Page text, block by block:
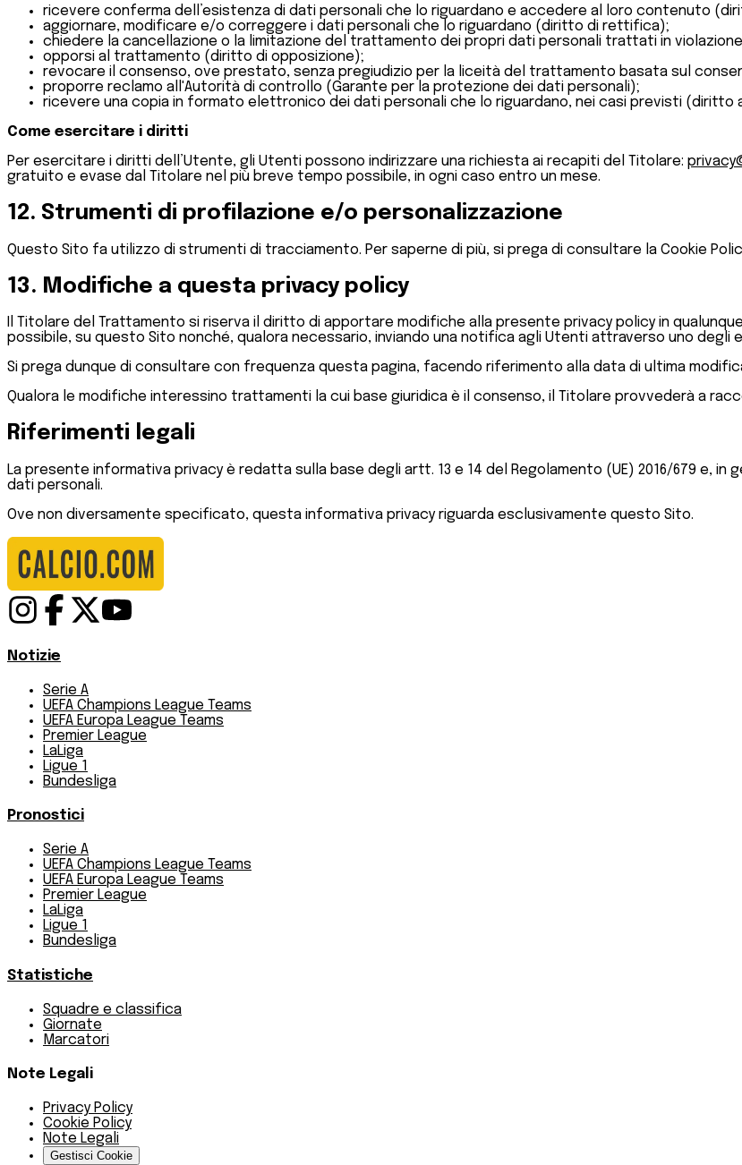
ricevere conferma dell’esistenza di dati personali che lo riguardano e accedere al loro contenuto
aggiornare, modificare e/o correggere i dati personali che lo riguardano (diritto di rettifica);
chiedere la cancellazione o la limitazione del trattamento dei propri dati personali trattati in
opporsi al trattamento (diritto di opposizione);
revocare il consenso, ove prestato, senza pregiudizio per la liceità del trattamento basata sul
proporre reclamo all'Autorità di controllo (Garante per la protezione dei dati personali);
ricevere una copia in formato elettronico dei dati personali che lo riguardano, nei casi previsti (diritto
Come esercitare i diritti
Per esercitare i diritti dell’Utente, gli Utenti possono indirizzare una richiesta ai recapiti del Titolare:
gratuito e evase dal Titolare nel più breve tempo possibile, in ogni caso entro un mese.
12. Strumenti di profilazione e/o personalizzazione
Questo Sito fa utilizzo di strumenti di tracciamento. Per saperne di più, si prega di consultare la Cookie
13. Modifiche a questa privacy policy
Il Titolare del Trattamento si riserva il diritto di apportare modifiche alla presente privacy policy in
possibile, su questo Sito nonché, qualora necessario, inviando una notifica agli Utenti attraverso uno degli
Si prega dunque di consultare con frequenza questa pagina, facendo riferimento alla data di ultima
Qualora le modifiche interessino trattamenti la cui base giuridica è il consenso, il Titolare provvederà a
Riferimenti legali
La presente informativa privacy è redatta sulla base degli artt. 13 e 14 del Regolamento (UE) 2016/679 e,
dati personali.
Ove non diversamente specificato, questa informativa privacy riguarda esclusivamente questo Sito.
Notizie
Serie A
UEFA Champions League Teams
UEFA Europa League Teams
Premier League
LaLiga
Ligue 1
Bundesliga
Pronostici
Serie A
UEFA Champions League Teams
UEFA Europa League Teams
Premier League
LaLiga
Ligue 1
Bundesliga
Statistiche
Squadre e classifica
Giornate
Marcatori
Note Legali
Privacy Policy
Cookie Policy
Note Legali
Gestisci Cookie